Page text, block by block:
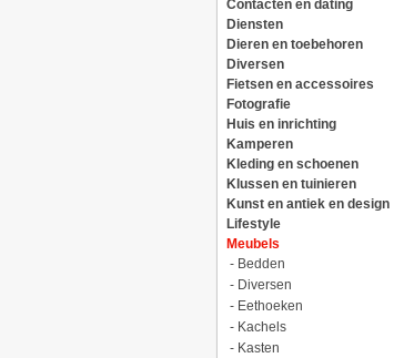
Contacten en dating
Diensten
Dieren en toebehoren
Diversen
Fietsen en accessoires
Fotografie
Huis en inrichting
Kamperen
Kleding en schoenen
Klussen en tuinieren
Kunst en antiek en design
Lifestyle
Meubels
- Bedden
- Diversen
- Eethoeken
- Kachels
- Kasten